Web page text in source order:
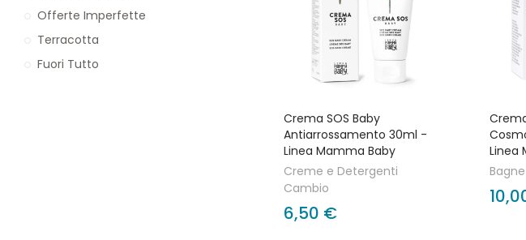
Crema SOS Baby
Antiarrossamento 30ml -
Linea Mamma Baby
Creme e Detergenti
Cambio
6,50 €
Linea
Offerte Imperfette
Terracotta
Fuori Tutto